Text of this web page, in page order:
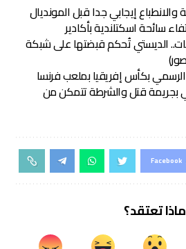
إيجابي جدا قبل المونديال
سائحة اسكتلندية بأكادير
الديستي تُحكم قبضتها على شبكة
بكأس إفريقيا بملعب فرنسا
بجريمة قتل والشرطة تتمكن من
Facebook
ماذا تعتقد؟